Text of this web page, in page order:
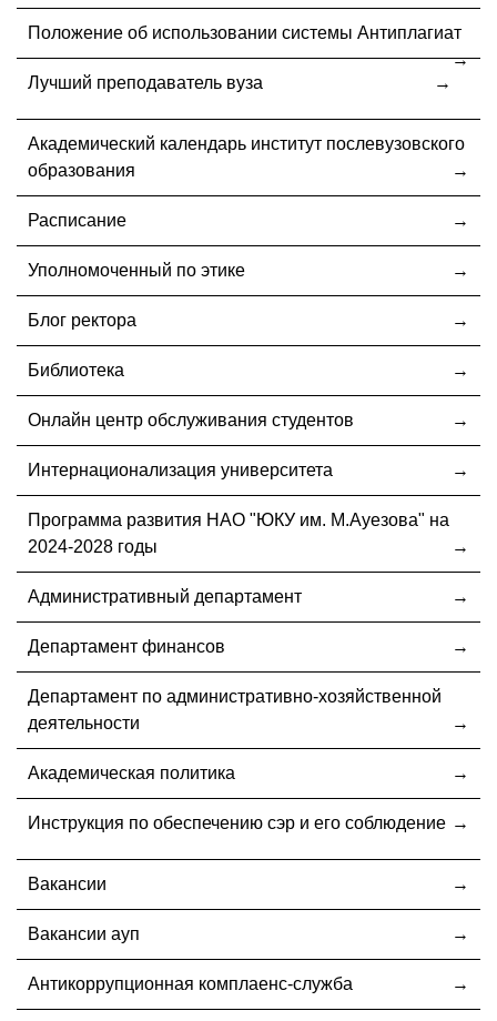
Положение об использовании системы Антиплагиат
Лучший преподаватель вуза
Академический календарь институт послевузовского
образования
Расписание
Уполномоченный по этике
Блог ректора
Библиотека
Онлайн центр обслуживания студентов
Интернационализация университета
Программа развития НАО "ЮКУ им. М.Ауезова" на
2024-2028 годы
Административный департамент
Департамент финансов
Департамент по административно-хозяйственной
деятельности
Академическая политика
Инструкция по обеспечению сэр и его соблюдение
Вакансии
Вакансии ауп
Антикоррупционная комплаенс-служба